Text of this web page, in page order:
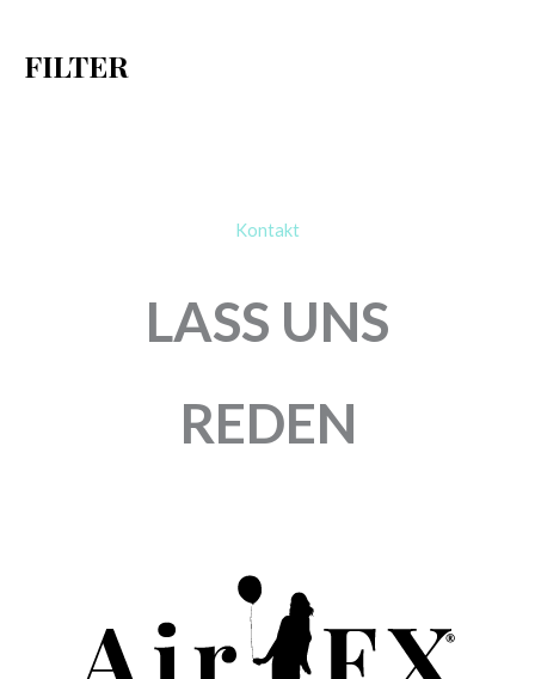
FILTER
Kontakt
LASS UNS
REDEN